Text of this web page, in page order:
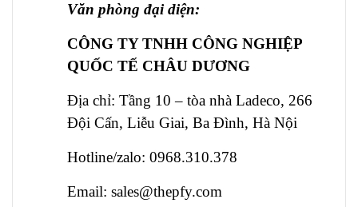
Văn phòng đại diện:
CÔNG TY TNHH CÔNG NGHIỆP
QUỐC TẾ CHÂU DƯƠNG
Địa chỉ: Tầng 10 – tòa nhà Ladeco, 266
Đội Cấn, Liễu Giai, Ba Đình, Hà Nội
Hotline/zalo: 0968.310.378
Email: sales@thepfy.com